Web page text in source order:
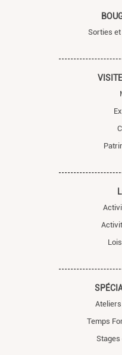
Sorties
Temps